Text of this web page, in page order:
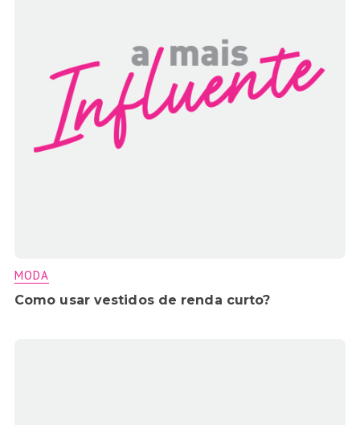
MODA
Como usar vestidos de renda curto?